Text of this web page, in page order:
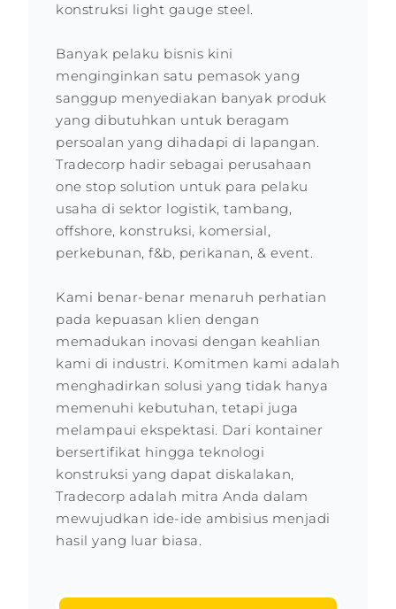
konstruksi light gauge steel.
Banyak pelaku bisnis kini
menginginkan satu pemasok yang
sanggup menyediakan banyak produk
yang dibutuhkan untuk beragam
persoalan yang dihadapi di lapangan.
Tradecorp hadir sebagai perusahaan
one stop solution untuk para pelaku
usaha di sektor logistik, tambang,
offshore, konstruksi, komersial,
perkebunan, f&b, perikanan, & event.
Kami benar-benar menaruh perhatian
pada kepuasan klien dengan
memadukan inovasi dengan keahlian
kami di industri. Komitmen kami adalah
menghadirkan solusi yang tidak hanya
memenuhi kebutuhan, tetapi juga
melampaui ekspektasi. Dari kontainer
bersertifikat hingga teknologi
konstruksi yang dapat diskalakan,
Tradecorp adalah mitra Anda dalam
mewujudkan ide-ide ambisius menjadi
hasil yang luar biasa.